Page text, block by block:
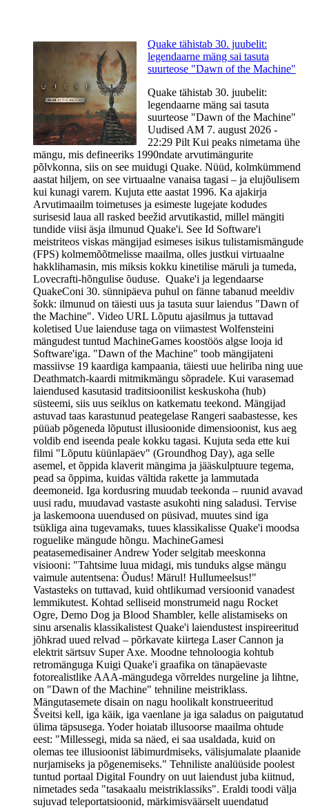
Quake tähistab 30. juubelit:
legendaarne mäng sai tasuta
suurteose "Dawn of the Machine"
Quake tähistab 30. juubelit:
legendaarne mäng sai tasuta
suurteose "Dawn of the Machine"
Uudised AM 7. august 2026 -
22:29 Pilt Kui peaks nimetama ühe
mängu, mis defineeriks 1990ndate arvutimängurite
põlvkonna, siis on see muidugi Quake. Nüüd, kolmkümmend
aastat hiljem, on see virtuaalne vanaisa tagasi – ja elujõulisem
kui kunagi varem. Kujuta ette aastat 1996. Ka ajakirja
Arvutimaailm toimetuses ja esimeste lugejate kodudes
surisesid laua all rasked beežid arvutikastid, millel mängiti
tundide viisi äsja ilmunud Quake'i. See Id Software'i
meistriteos viskas mängijad esimeses isikus tulistamismängude
(FPS) kolmemõõtmelisse maailma, olles justkui virtuaalne
hakklihamasin, mis miksis kokku kinetilise märuli ja tumeda,
Lovecrafti-hõngulise õuduse. Quake'i ja legendaarse
QuakeConi 30. sünnipäeva puhul on fänne tabanud meeldiv
šokk: ilmunud on täiesti uus ja tasuta suur laiendus "Dawn of
the Machine". Video URL Lõputu ajasilmus ja tuttavad
koletised Uue laienduse taga on viimastest Wolfensteini
mängudest tuntud MachineGames koostöös algse looja id
Software'iga. "Dawn of the Machine" toob mängijateni
massiivse 19 kaardiga kampaania, täiesti uue heliriba ning uue
Deathmatch-kaardi mitmikmängu sõpradele. Kui varasemad
laiendused kasutasid traditsioonilist keskuskoha (hub)
süsteemi, siis uus seiklus on katkematu teekond. Mängijad
astuvad taas karastunud peategelase Rangeri saabastesse, kes
püüab põgeneda lõputust illusioonide dimensioonist, kus aeg
voldib end iseenda peale kokku tagasi. Kujuta seda ette kui
filmi "Lõputu küünlapäev" (Groundhog Day), aga selle
asemel, et õppida klaverit mängima ja jääskulptuure tegema,
pead sa õppima, kuidas vältida rakette ja lammutada
deemoneid. Iga kordusring muudab teekonda – ruunid avavad
uusi radu, muudavad vastaste asukohti ning saladusi. Tervise
ja laskemoona uuendused on püsivad, muutes sind iga
tsükliga aina tugevamaks, tuues klassikalisse Quake'i moodsa
roguelike mängude hõngu. MachineGamesi
peatasemedisainer Andrew Yoder selgitab meeskonna
visiooni: "Tahtsime luua midagi, mis tunduks algse mängu
vaimule autentsena: Õudus! Märul! Hullumeelsus!"
Vastasteks on tuttavad, kuid ohtlikumad versioonid vanadest
lemmikutest. Kohtad selliseid monstrumeid nagu Rocket
Ogre, Demo Dog ja Blood Shambler, kelle alistamiseks on
sinu arsenalis klassikalistest Quake'i laiendustest inspireeritud
jõhkrad uued relvad – põrkavate kiirtega Laser Cannon ja
elektrit särtsuv Super Axe. Moodne tehnoloogia kohtub
retromänguga Kuigi Quake'i graafika on tänapäevaste
fotorealistlike AAA-mängudega võrreldes nurgeline ja lihtne,
on "Dawn of the Machine" tehniline meistriklass.
Mängutasemete disain on nagu hoolikalt konstrueeritud
Šveitsi kell, iga käik, iga vaenlane ja iga saladus on paigutatud
ülima täpsusega. Yoder hoiatab illusoorse maailma ohtude
eest: "Millessegi, mida sa näed, ei saa usaldada, kuid on
olemas tee illusioonist läbimurdmiseks, välisjumalate plaanide
nurjamiseks ja põgenemiseks." Tehniliste analüüside poolest
tuntud portaal Digital Foundry on uut laiendust juba kiitnud,
nimetades seda "tasakaalu meistriklassiks". Eraldi toodi välja
sujuvad teleportatsioonid, märkimisväärselt uuendatud